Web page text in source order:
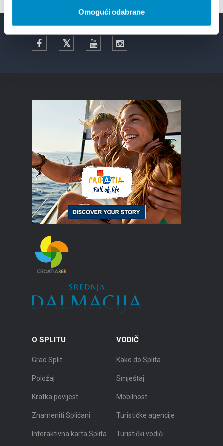
Omogući odabrane
Facebook TwitterYouTubeInstagram
O SPLITU
Grad Split
Položaj
Kratka povijest
Znameniti Splićani
Interaktivna karta Splita
VODIČ
Kako do Splita
Smještaj
Mobilnost
Turističke agencije
Turistički vodiči